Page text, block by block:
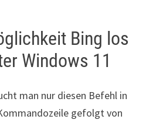
Bing los
Windows 11
man nur diesen Befehl in
gefolgt von